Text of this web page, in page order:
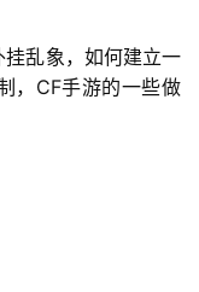
乱象，如何建立一
， CF手游的一些做